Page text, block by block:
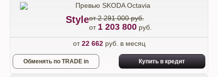
Styleот 2 291 000 руб.
от 1 203 800 руб.
от22 662руб. в месяц
Обменять по TRADE in Купить в кредит